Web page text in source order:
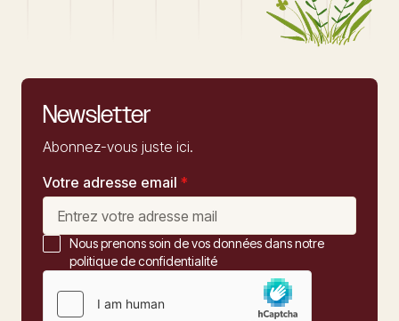
Newsletter
Abonnez-vous juste ici.
Votre adresse email *
Nous prenons soin de vos données dans notre
politique de confidentialité